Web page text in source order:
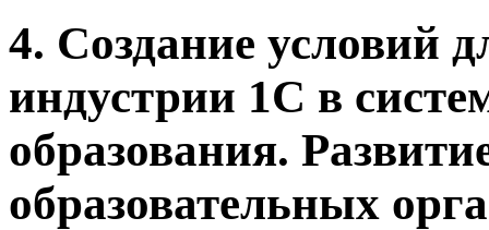
4. Создание условий
индустрии 1С в
образования.
образовательных